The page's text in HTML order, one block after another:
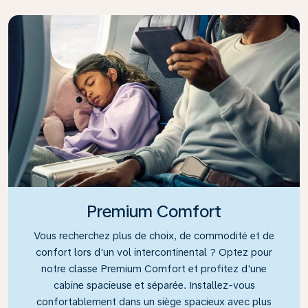
Premium Comfort
Vous recherchez plus de choix, de commodité et de
confort lors d'un vol intercontinental ? Optez pour
notre classe Premium Comfort et profitez d'une
cabine spacieuse et séparée. Installez-vous
confortablement dans un siège spacieux avec plus